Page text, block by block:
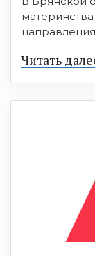
Читать